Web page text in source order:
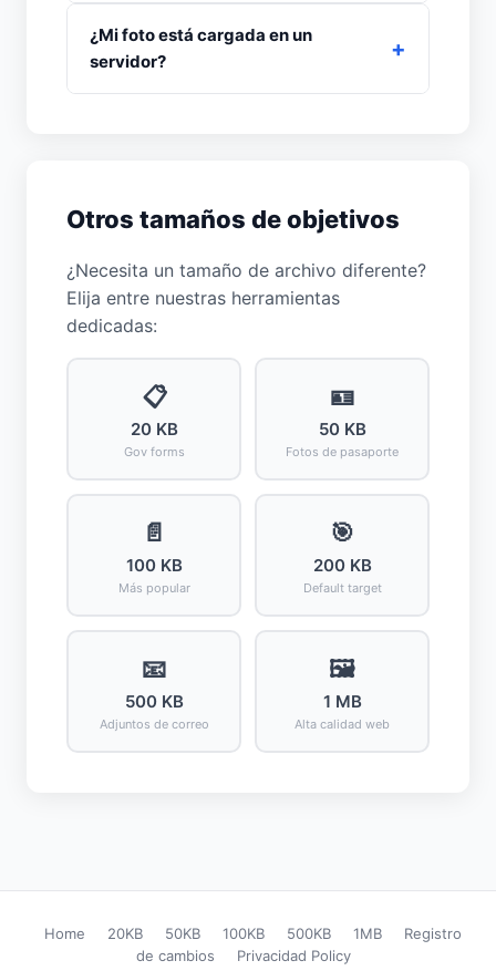
¿Mi foto está cargada en un
servidor?
Otros tamaños de objetivos
¿Necesita un tamaño de archivo diferente?
Elija entre nuestras herramientas
dedicadas:
📋
20 KB
Gov forms
🪪
50 KB
Fotos de pasaporte
📄
100 KB
Más popular
🎯
200 KB
Default target
📧
500 KB
Adjuntos de correo
🖼️
1 MB
Alta calidad web
Home 20KB 50KB 100KB 500KB 1MB
Registro
de cambios
Privacidad Policy